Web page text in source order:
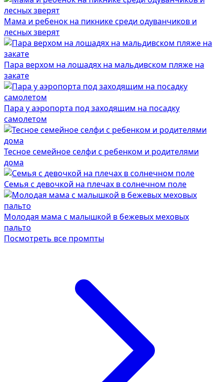
Мама и ребенок на пикнике среди одуванчиков и
лесных зверят
Пара верхом на лошадях на мальдивском пляже на
закате
Пара у аэропорта под заходящим на посадку
самолетом
Тесное семейное селфи с ребенком и родителями
дома
Семья с девочкой на плечах в солнечном поле
Молодая мама с малышкой в бежевых меховых
пальто
Посмотреть все промпты